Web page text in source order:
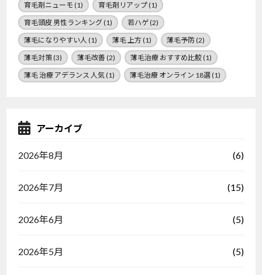
育毛剤ニューモ (1) 育毛剤リアップ(1)
育毛頭皮 男性ランキング(1) 若ハゲ(2)
薄毛になりやすい人 (1) 薄毛 上方(1) 薄毛予防(2)
薄毛対策(3) 薄毛改善 (2) 薄毛治療 おすすめ比鮫(1)
薄毛 治療 アデランス 人気(1) 薄毛治療 オンライン 18選(1)
アーカイブ
2026年8月 (6)
2026年7月 (15)
2026年6月 (5)
2026年5月 (5)